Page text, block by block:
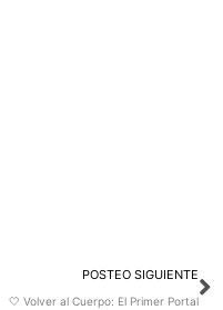
POSTEO SIGUIENTE
🤍 Volver al Cuerpo: El Primer Portal